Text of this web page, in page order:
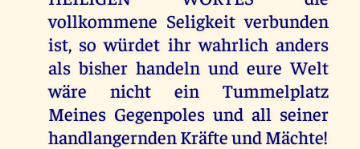
vollkommene Seligkeit verbunden
ist, so würdet ihr wahrlich anders
als bisher handeln und eure Welt
wäre nicht ein Tummelplatz
Meines Gegenpoles und all seiner
handlangernden Kräfte und Mächte!